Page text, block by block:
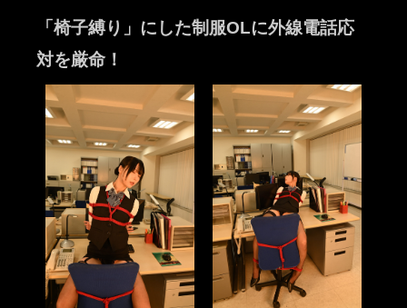
「椅子縛り」にした制服OLに外線電話応
対を厳命！